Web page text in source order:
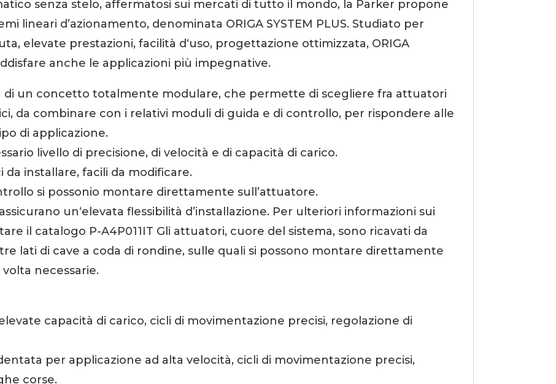
senza stelo, affermatosi sui mercati di tutto il mondo, la Parker propone
lineari d’azionamento, denominata ORIGA SYSTEM PLUS. Studiato per
elevate prestazioni, facilità d‘uso, progettazione ottimizzata, ORIGA
anche le applicazioni più impegnative.
di un concetto totalmente modulare, che permette di scegliere fra attuatori
da combinare con i relativi moduli di guida e di controllo, per rispondere alle
di applicazione.
livello di precisione, di velocità e di capacità di carico.
da installare, facili da modificare.
si possonio montare direttamente sull’attuatore.
un‘elevata flessibilità d’installazione. Per ulteriori informazioni sui
il catalogo P-A4P011IT Gli attuatori, cuore del sistema, sono ricavati da
lati di cave a coda di rondine, sulle quali si possono montare direttamente
necessarie.
capacità di carico, cicli di movimentazione precisi, regolazione di
per applicazione ad alta velocità, cicli di movimentazione precisi,
corse.